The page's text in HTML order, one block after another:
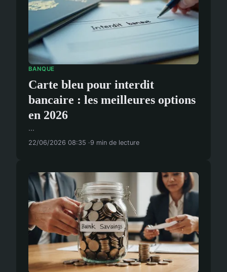
BANQUE
Carte bleu pour interdit
bancaire : les meilleures options
en 2026
...
22/06/2026 08:35 9 min de lecture